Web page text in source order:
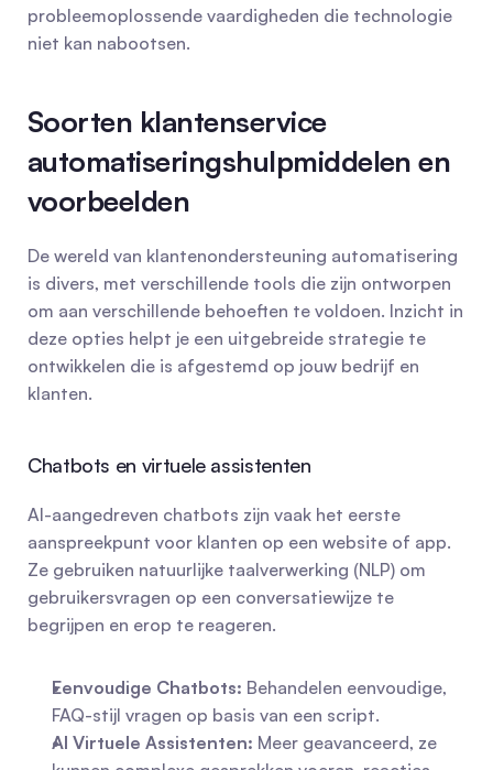
probleemoplossende vaardigheden die technologie
niet kan nabootsen.
Soorten klantenservice
automatiseringshulpmiddelen en
voorbeelden
De wereld van klantenondersteuning automatisering
is divers, met verschillende tools die zijn ontworpen
om aan verschillende behoeften te voldoen. Inzicht in
deze opties helpt je een uitgebreide strategie te
ontwikkelen die is afgestemd op jouw bedrijf en
klanten.
Chatbots en virtuele assistenten
AI-aangedreven chatbots zijn vaak het eerste
aanspreekpunt voor klanten op een website of app.
Ze gebruiken natuurlijke taalverwerking (NLP) om
gebruikersvragen op een conversatiewijze te
begrijpen en erop te reageren.
Eenvoudige Chatbots: Behandelen eenvoudige,
FAQ-stijl vragen op basis van een script.
AI Virtuele Assistenten: Meer geavanceerd, ze